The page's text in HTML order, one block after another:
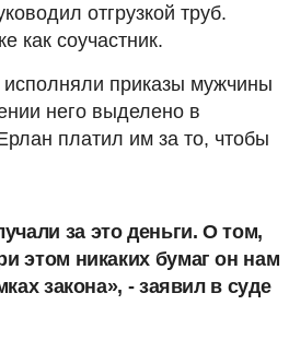
отгрузкой труб.
как соучастник.
приказы мужчины
него выделено в
платил им за то, чтобы
за это деньги. О том,
этом никаких бумаг он нам
закона», - заявил в суде